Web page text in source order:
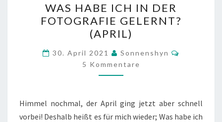
HABE
ICH
IN
DER
FOTOGRAFIE
GELERNT?
WAS HABE ICH IN DER
FOTOGRAFIE GELERNT?
(APRIL)
30. April 2021 Sonnenshyn
5 Kommentare
Himmel nochmal, der April ging jetzt aber schnell
vorbei! Deshalb heißt es für mich wieder; Was habe ich